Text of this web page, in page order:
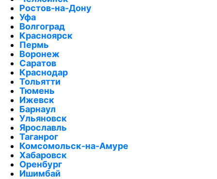
Ростов-на-Дону
Уфа
Волгоград
Красноярск
Пермь
Воронеж
Саратов
Краснодар
Тольятти
Тюмень
Ижевск
Барнаул
Ульяновск
Ярославль
Таганрог
Комсомольск-на-Амуре
Хабаровск
Оренбург
Ишимбай